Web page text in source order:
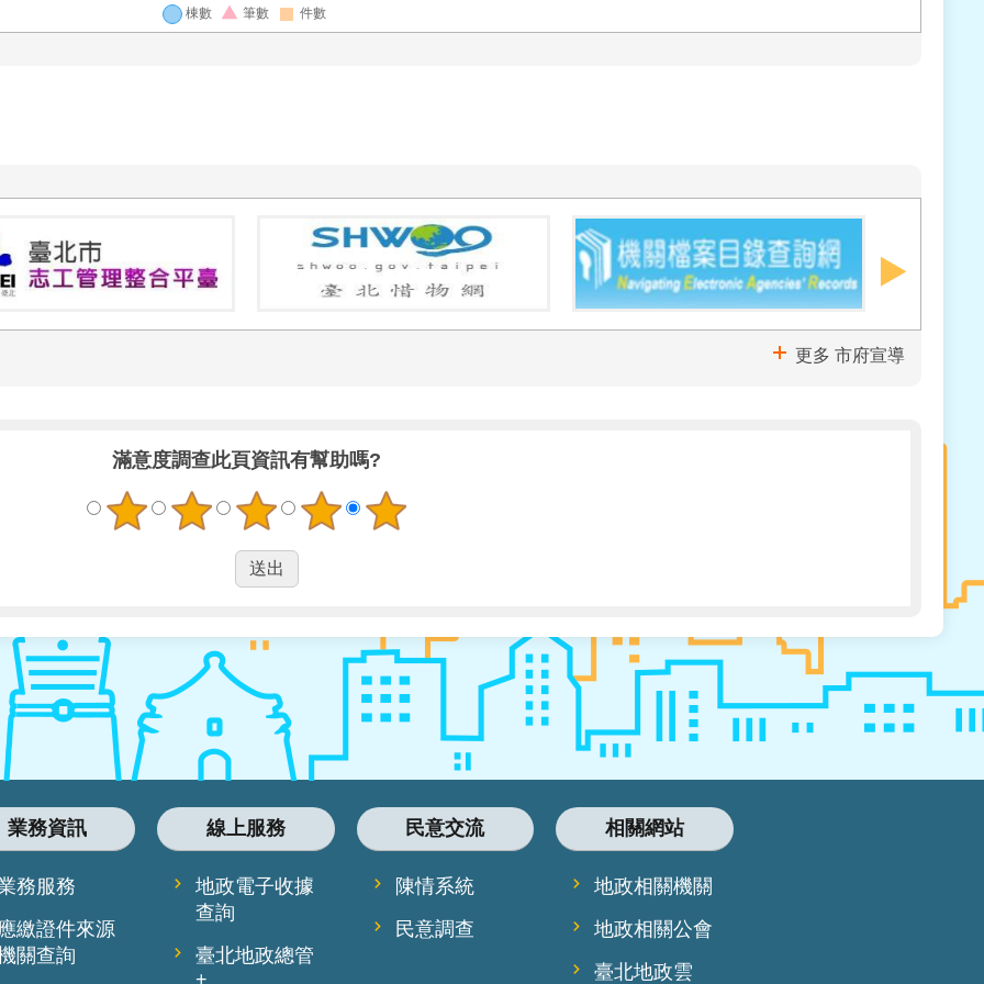
更多 市府宣導
滿意度調查此頁資訊有幫助嗎?
業務資訊
務服務
繳證件來源
關查詢
線上服務
地政電子收據
查詢
臺北地政總管
+
民意交流
陳情系統
民意調查
相關網站
地政相關機關
地政相關公會
臺北地政雲